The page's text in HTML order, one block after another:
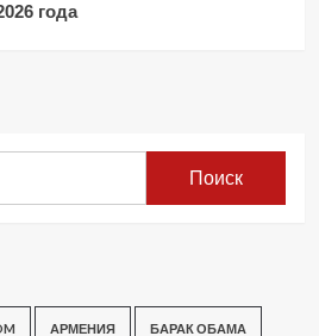
года
АРМЕНИЯ БАРАК ОБАМА